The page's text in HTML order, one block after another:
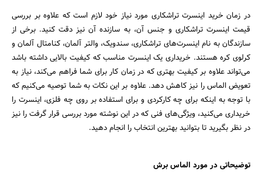
در زمان خرید اینسرت تراشکاری مورد نیاز خود لازم است که علاوه بر بررسی
قیمت اینسرت تراشکاری و جنس آن، به سازنده آن نیز دقت کنید. برخی از
سازندگان به نام اینسرت‌های تراشکاری، سندویک، والتر آلمان، کنامتال آلمان و
کرلوی کره هستند. خریداری یک اینسرت مناسب که کیفیت بالایی داشته باشد
می‌تواند علاوه بر کیفیت بهتری که در زمان کار برای شما فراهم می‌کند، نیاز به
تعویض الماس را نیز کاهش دهد. علاوه بر این نکات به شما توصیه می‌کنیم که
با توجه به اینکه برای چه کارکردی و برای استفاده بر روی چه فلزی، اینسرت را
خریداری می‌کنید، ویژگی‌های فنی که در این نوشته مورد بررسی قرار گرفت را نیز
در نظر بگیرید تا بتوانید بهترین انتخاب را انجام دهید.
توضیحاتی در مورد الماس برش